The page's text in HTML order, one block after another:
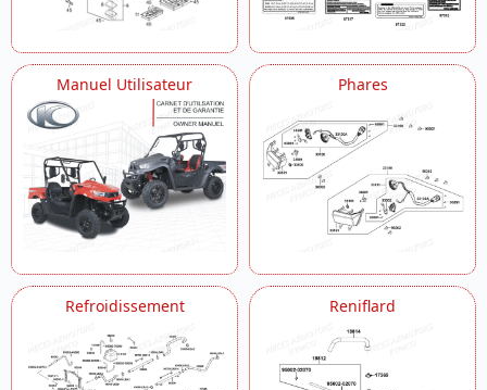
Manuel Utilisateur Phares
Refroidissement Reniflard